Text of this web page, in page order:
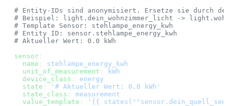
# Entity-IDs sind anonymisiert. Ersetze sie durch
# Beispiel: light.dein_wohnzimmer_licht ->
# Template Sensor: stehlampe_energy_kwh
# Entity ID: sensor.stehlampe_energy_kwh
# Aktueller Wert: 0.0 kWh
sensor :
- name : stehlampe_energy_kwh
  unit_of_measurement
:
kWh
  device_class
: energy
  state
:
'# Aktueller Wert: 0.0 kWh'
  state_class
: measurement
  value_template
: '{{ states( ''